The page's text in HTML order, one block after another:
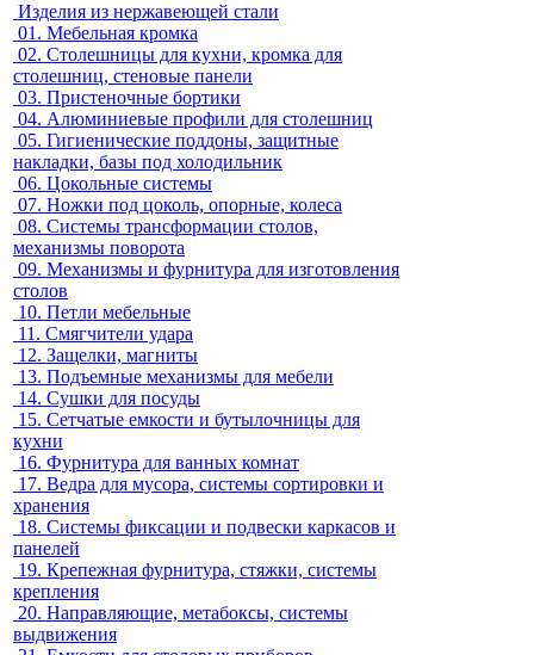
Изделия из нержавеющей стали
01. Мебельная кромка
02. Столешницы для кухни, кромка для
столешниц, стеновые панели
03. Пристеночные бортики
04. Алюминиевые профили для столешниц
05. Гигиенические поддоны, защитные
накладки, базы под холодильник
06. Цокольные системы
07. Ножки под цоколь, опорные, колеса
08. Системы трансформации столов,
механизмы поворота
09. Механизмы и фурнитура для изготовления
столов
10. Петли мебельные
11. Смягчители удара
12. Защелки, магниты
13. Подъемные механизмы для мебели
14. Сушки для посуды
15. Сетчатые емкости и бутылочницы для
кухни
16. Фурнитура для ванных комнат
17. Ведра для мусора, системы сортировки и
хранения
18. Системы фиксации и подвески каркасов и
панелей
19. Крепежная фурнитура, стяжки, системы
крепления
20. Направляющие, метабоксы, системы
выдвижения